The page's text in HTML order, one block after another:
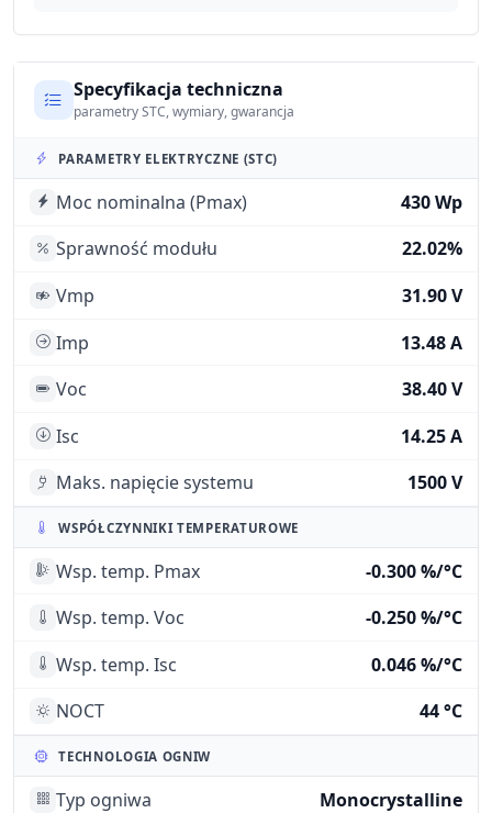
Specyfikacja techniczna
parametry STC, wymiary, gwarancja
PARAMETRY ELEKTRYCZNE (STC)
Moc nominalna (Pmax)
430 Wp
Sprawność modułu
22.02%
Vmp
31.90 V
Imp
13.48 A
Voc
38.40 V
Isc
14.25 A
Maks. napięcie systemu
1500 V
WSPÓŁCZYNNIKI TEMPERATUROWE
Wsp. temp. Pmax
-0.300 %/°C
Wsp. temp. Voc
-0.250 %/°C
Wsp. temp. Isc
0.046 %/°C
NOCT
44 °C
TECHNOLOGIA OGNIW
Typ ogniwa
Monocrystalline